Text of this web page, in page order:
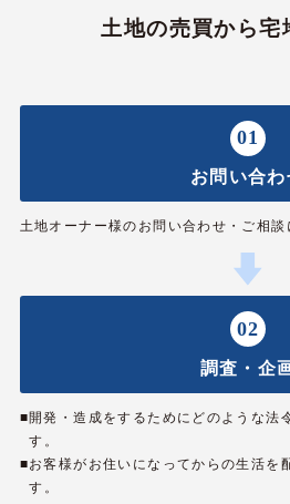
土地の売買から宅
01
お問い合わ
土地オーナー様のお問い合わせ・ご相談
02
調査・企
■開発・造成をするためにどのような法
す。
■お客様がお住いになってからの生活を
す。